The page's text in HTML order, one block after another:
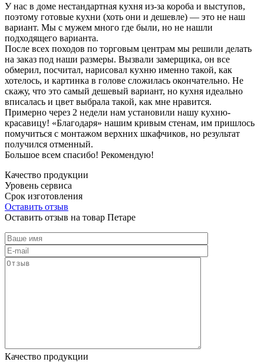
У нас в доме нестандартная кухня из-за короба и выступов,
поэтому готовые кухни (хоть они и дешевле) — это не наш
вариант. Мы с мужем много где были, но не нашли
подходящего варианта.
После всех походов по торговым центрам мы решили делать
на заказ под наши размеры. Вызвали замерщика, он все
обмерил, посчитал, нарисовал кухню именно такой, как
хотелось, и картинка в голове сложилась окончательно. Не
скажу, что это самый дешевый вариант, но кухня идеально
вписалась и цвет выбрала такой, как мне нравится.
Примерно через 2 недели нам установили нашу кухню-
красавицу! «Благодаря» нашим кривым стенам, им пришлось
помучиться с монтажом верхних шкафчиков, но результат
получился отменный.
Большое всем спасибо! Рекомендую!
Качество продукции
Уровень сервиса
Срок изготовления
Оставить отзыв
Оставить отзыв на товар Петаре
Качество продукции